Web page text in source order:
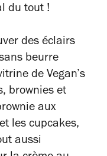
du tout !
des éclairs
beurre
de Vegan’s
brownies et
aux
les cupcakes,
aussi